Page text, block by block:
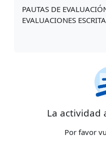
PAUTAS DE
EVALUACIONES
La actividad
Por favor